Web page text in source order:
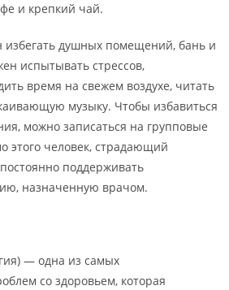
и крепкий чай.
избегать душных помещений, бань и
испытывать стрессов,
время на свежем воздухе, читать
музыку. Чтобы избавиться
можно записаться на групповые
этого человек, страдающий
поддерживать
назначенную врачом.
— одна из самых
со здоровьем, которая